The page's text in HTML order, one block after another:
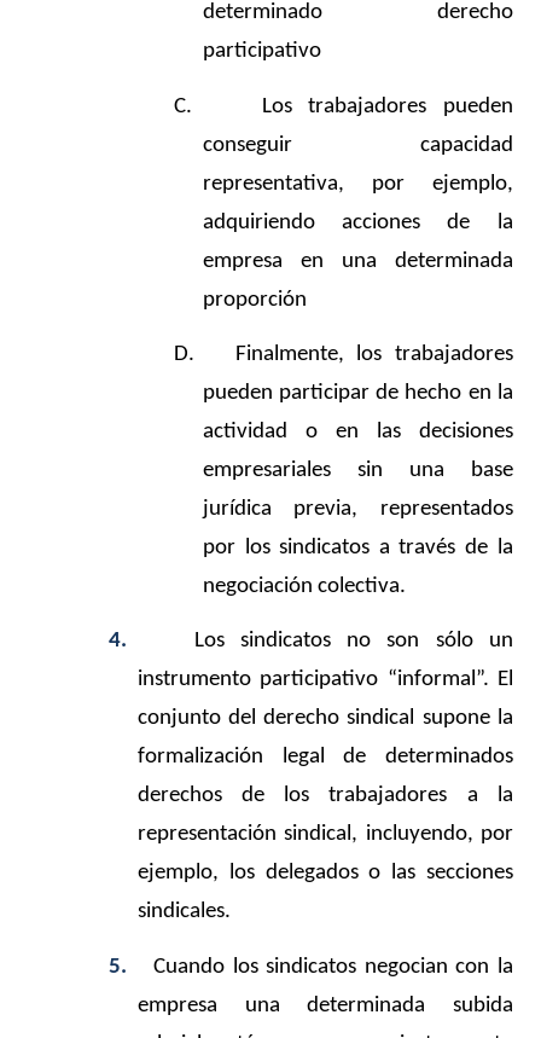
determinado derecho
participativo
C.
Los trabajadores pueden
conseguir capacidad
representativa, por ejemplo,
adquiriendo acciones de la
empresa en una determinada
proporción
D.
Finalmente, los trabajadores
pueden participar de hecho en la
actividad o en las decisiones
empresariales sin una base
jurídica previa, representados
por los sindicatos a través de la
negociación colectiva.
4.
Los sindicatos no son sólo un
instrumento participativo “informal”. El
conjunto del derecho sindical supone la
formalización legal de determinados
derechos de los trabajadores a la
representación sindical, incluyendo, por
ejemplo, los delegados o las secciones
sindicales.
5.
Cuando los sindicatos negocian con la
empresa una determinada subida